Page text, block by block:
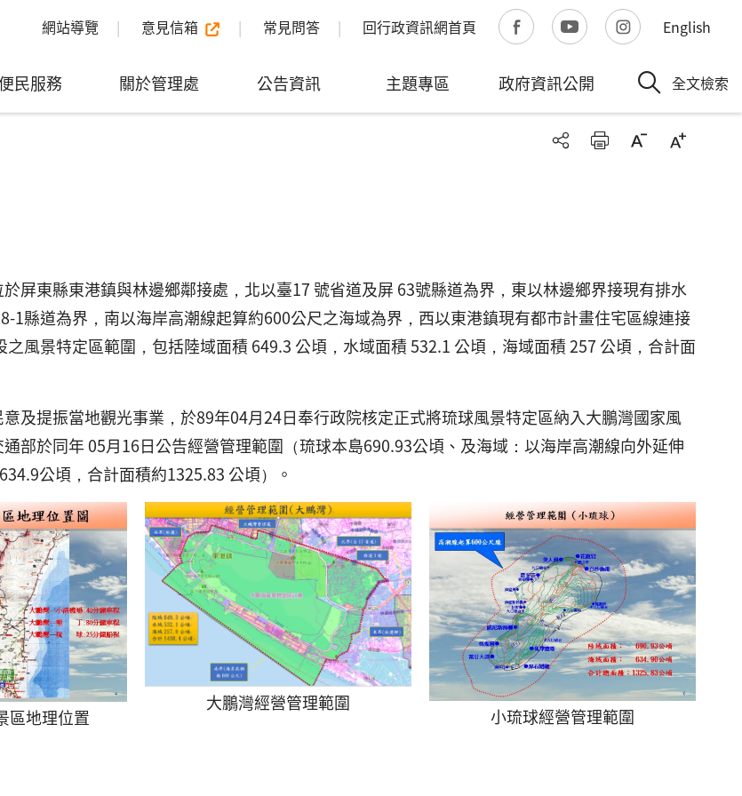
網站導覽 意見信箱 常見問答 回行政資訊網首頁 English
民服務 關於管理處 公告資訊 主題專區 政府資訊公開 全文檢索
屏東縣東港鎮與林邊鄉鄰接處，北以臺17 號省道及屏 63號縣道為界，東以林邊鄉界接現有排水
1縣道為界，南以海岸高潮線起算約600公尺之海域為界，西以東港鎮現有都市計畫住宅區線連接
之風景特定區範圍，包括陸域面積 649.3 公頃，水域面積 532.1 公頃，海域面積 257 公頃，合計面
及提振當地觀光事業，於89年04月24日奉行政院核定正式將琉球風景特定區納入大鵬灣國家風
部於同年 05月16日公告經營管理範圍（琉球本島690.93公頃、及海域：以海岸高潮線向外延伸
公頃，合計面積約1325.83 公頃）。
區地理位置
大鵬灣經營管理範圍
小琉球經營管理範圍